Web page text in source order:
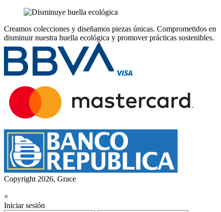
Creamos colecciones y diseñamos piezas únicas. Comprometidos en
disminuir nuestra huella ecológica y promover prácticas sostenibles.
Copyright 2026, Grace
×
Iniciar sesión